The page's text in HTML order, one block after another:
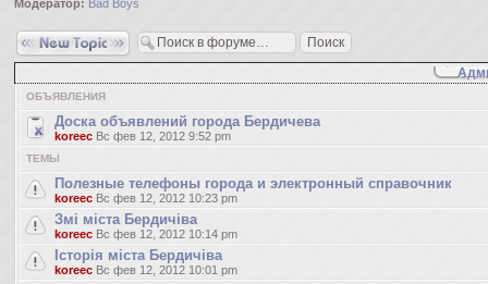
Модератор: Bad Boys
Новая тема
ОБЪЯВЛЕНИЯ
Доска объявлений города Бердичева
koreec Вс фев 12, 2012 9:52 pm
ТЕМЫ
Полезные телефоны города и электронный справочник
koreec Вс фев 12, 2012 10:23 pm
Змі міста Бердичіва
koreec Вс фев 12, 2012 10:14 pm
Історія міста Бердичіва
koreec Вс фев 12, 2012 10:01 pm